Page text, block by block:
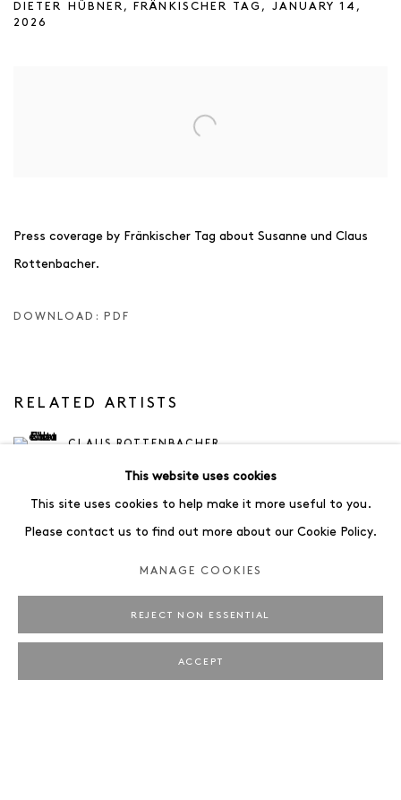
DIETER HÜBNER, FRÄNKISCHER TAG, JANUARY 14,
2026
Press coverage by Fränkischer Tag about Susanne und Claus
Rottenbacher.
DOWNLOAD: PDF
RELATED ARTISTS
CLAUS ROTTENBACHER
This website uses cookies
This site uses cookies to help make it more useful to you.
Please contact us to find out more about our Cookie Policy.
MANAGE COOKIES
REJECT NON ESSENTIAL
ACCEPT